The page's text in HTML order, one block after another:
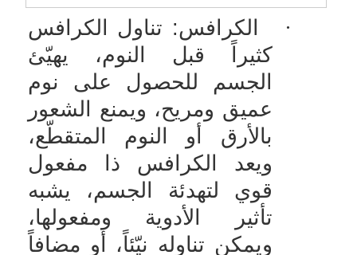
·
الكرافس: تناول الكرافس
كثيراً قبل النوم، يهيّئ
الجسم للحصول على نوم
عميق ومريح، ويمنع الشعور
بالأرق أو النوم المتقطّع،
ويعد الكرافس ذا مفعول
قوي لتهدئة الجسم، يشبه
تأثير الأدوية ومفعولها،
ويمكن تناوله نيّئاً، أو مضافاً